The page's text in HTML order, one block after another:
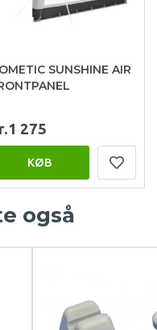
SUNSHINE AIR
275
KØB
også